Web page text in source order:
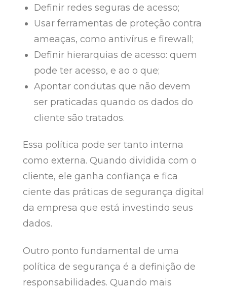
Definir redes seguras de acesso;
Usar ferramentas de proteção contra
ameaças, como antivírus e firewall;
Definir hierarquias de acesso: quem
pode ter acesso, e ao o que;
Apontar condutas que não devem
ser praticadas quando os dados do
cliente são tratados.
Essa política pode ser tanto interna
como externa. Quando dividida com o
cliente, ele ganha confiança e fica
ciente das práticas de segurança digital
da empresa que está investindo seus
dados.
Outro ponto fundamental de uma
política de segurança é a definição de
responsabilidades. Quando mais